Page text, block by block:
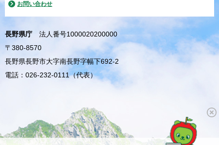
お問い合わせ
長野県庁
法人番号1000020200000
〒380-8570
長野県長野市大字南長野字幅下692-2
電話：026-232-0111（代表）